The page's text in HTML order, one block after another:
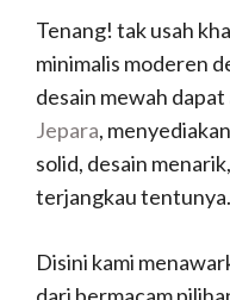
Tenang! tak usah
minimalis moderen
desain mewah
Jepara,
solid, desain
terjangkau tentunya.
Disini kami